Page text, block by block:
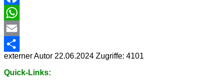
Facebook
WhatsApp
Email
Share
externer Autor 22.06.2024 Zugriffe: 4101
Quick-Links: